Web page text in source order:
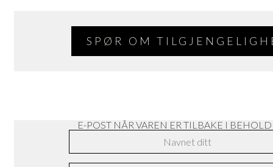
SPØR OM
E-POST NÅR VAREN ER TILBAKE I